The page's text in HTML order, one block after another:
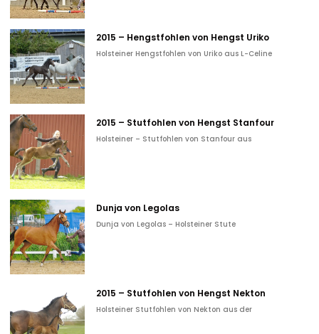
2015 – Hengstfohlen von Hengst Uriko
Holsteiner Hengstfohlen von Uriko aus L-Celine
2015 – Stutfohlen von Hengst Stanfour
Holsteiner – Stutfohlen von Stanfour aus
Dunja von Legolas
Dunja von Legolas – Holsteiner Stute
2015 – Stutfohlen von Hengst Nekton
Holsteiner Stutfohlen von Nekton aus der